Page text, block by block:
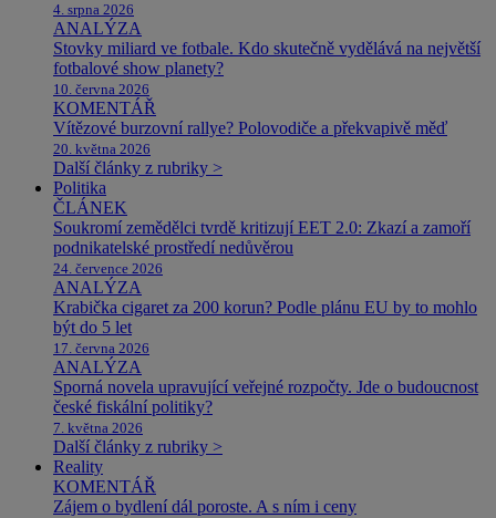
4. srpna 2026
ANALÝZA
Stovky miliard ve fotbale. Kdo skutečně vydělává na největší
fotbalové show planety?
10. června 2026
KOMENTÁŘ
Vítězové burzovní rallye? Polovodiče a překvapivě měď
20. května 2026
Další články z rubriky >
Politika
ČLÁNEK
Soukromí zemědělci tvrdě kritizují EET 2.0: Zkazí a zamoří
podnikatelské prostředí nedůvěrou
24. července 2026
ANALÝZA
Krabička cigaret za 200 korun? Podle plánu EU by to mohlo
být do 5 let
17. června 2026
ANALÝZA
Sporná novela upravující veřejné rozpočty. Jde o budoucnost
české fiskální politiky?
7. května 2026
Další články z rubriky >
Reality
KOMENTÁŘ
Zájem o bydlení dál poroste. A s ním i ceny